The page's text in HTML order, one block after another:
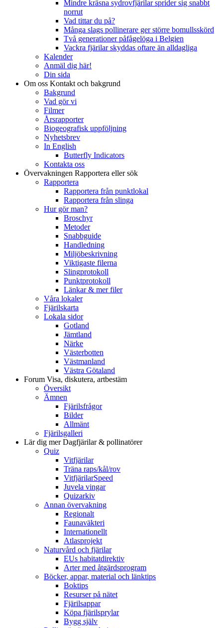
Mindre kräsna sydrovfjärilar sprider sig snabbt
norrut
Vad tittar du på?
Många slags pollinerare ger större bomullsskörd
Två generationer påfågelöga i Belgien
Vackra fjärilar skyddas oftare än alldagliga
Kalender
Anmäl dig här!
Din sida
Om oss Kontakt och bakgrund
Bakgrund
Vad gör vi
Filmer
Årsrapporter
Biogeografisk uppföljning
Nyhetsbrev
In English
Butterfly Indicators
Kontakta oss
Övervakningen Rapportera eller sök
Rapportera
Rapportera från punktlokal
Rapportera från slinga
Hur gör man?
Broschyr
Metoder
Snabbguide
Handledning
Miljöbeskrivning
Viktigaste filerna
Slingprotokoll
Punktprotokoll
Länkar & mer filer
Våra lokaler
Fjärilskarta
Lokala sidor
Gotland
Jämtland
Närke
Västerbotten
Västmanland
Västra Götaland
Forum Visa, diskutera, artbestäm
Översikt
Ämnen
Fjärilsfrågor
Bilder
Allmänt
Fjärilsgalleri
Lär dig merDagfjärilar & pollinatörer
Quiz
Vitfjärilar
Träna raps/kål/rov
VitfjärilarSpeed
Juvela vingar
Quizarkiv
Annan övervakning
Regionalt
Faunaväkteri
Internationellt
Atlasprojekt
Naturvård och fjärilar
EUs habitatdirektiv
Arter med åtgärdsprogram
Böcker, appar, material och länktips
Boktips
Resurser på nätet
Fjärilsappar
Köpa fjärilsprylar
Bygg själv